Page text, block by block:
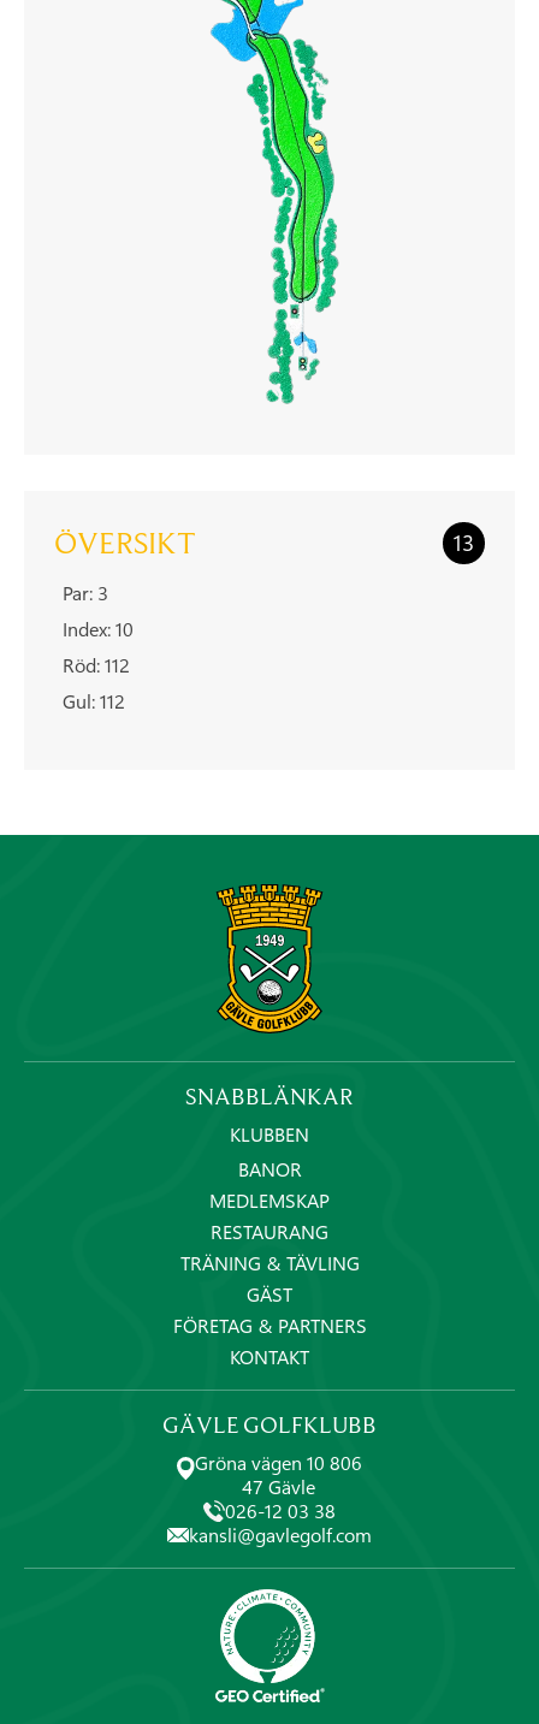
ÖVERSIKT 13
Par: 3
Index: 10
Röd: 112
Gul: 112
SNABBLÄNKAR
KLUBBEN
BANOR
MEDLEMSKAP
RESTAURANG
TRÄNING & TÄVLING
GÄST
FÖRETAG & PARTNERS
KONTAKT
GÄVLE GOLFKLUBB
Gröna vägen 10 806
47 Gävle
026-12 03 38
kansli@gavlegolf.com